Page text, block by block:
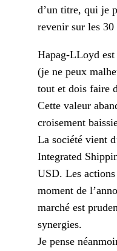
d’un titre, qui je
revenir sur les 30
Hapag-LLoyd
(je ne peux
tout et dois faire
Cette valeur
croisement
La société vient
Integrated
USD. Les
moment de
marché est
synergies.
Je pense